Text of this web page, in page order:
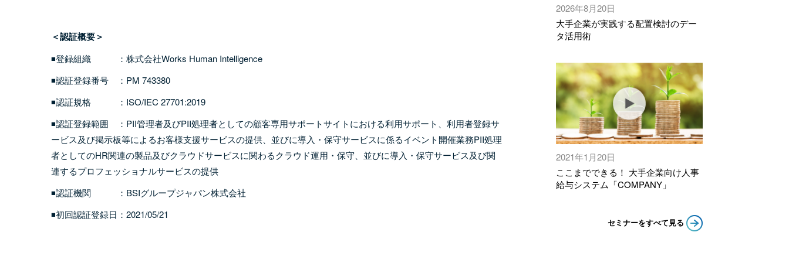
＜認証概要＞
◾登録組織 ：株式会社Works Human Intelligence
◾認証登録番号 ：PM 743380
◾認証規格 ：ISO/IEC 27701:2019
◾認証登録範囲 ：PII管理者及びPII処理者としての顧客専用サポートサイトにおける利用サポート、利用者登録サ
ービス及び掲示板等によるお客様支援サービスの提供、並びに導入・保守サービスに係るイベント開催業務PII処理
者としてのHR関連の製品及びクラウドサービスに関わるクラウド運用・保守、並びに導入・保守サービス及び関
連するプロフェッショナルサービスの提供
◾認証機関 ：BSIグループジャパン株式会社
◾初回認証登録日：2021/05/21
2026年8月20日
大手企業が実践する配置検討のデー
タ活用術
2021年1月20日
ここまでできる！ 大手企業向け人事
給与システム「COMPANY」
セミナーをすべて見る